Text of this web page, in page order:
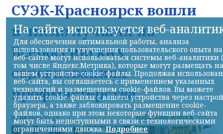
СУЭК-Красноярск вошли
в число лучших на
Всероссийских
соревнованиях
профмастерства
07.08.2026 22:13 НИА-Красноярск
На сайте используется веб-
Для обеспечения оптимальной работы, анализа
использования и улучшения пользовательского опыта на
веб-сайте могут использоваться системы веб-аналитики
том числе Яндекс.Метрика), которые могут размещать на
вашем устройстве cookie-файлы. Продолжая
веб-сайта, вы соглашаетесь с применением указанных
технологий и размещением cookie-файлов. Вы можете
удалить cookie-файлы с вашего устройства через
браузера, а также заблокировать размещение cookie-
файлов, однако при этом некоторые функции веб-сайта
могут быть недоступными в связи с технологическими
ограничениями движка.Подробнее